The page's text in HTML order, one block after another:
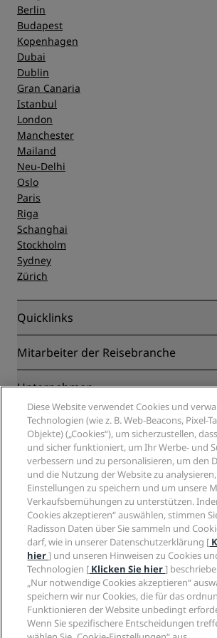
Berlin
Budapest
Kopenhagen
Dubai
Dublin
Gran Canaria
Istanbul
London
Manchester
Mailand
Neu-Delhi
Oslo
Paris
Riga
Schanghai
Stockholm
Sydney
Zürich
Quicklinks
Radisson Rewards
Blog
Neue und aufstrebende Hotels
Radisson Hotels APP
„Sports Approved“-Hotels
Familienfreundliche Hotels
Gesundheit & Sicherheit
Mitarbeiter der Reisebranche
Partner
Reisebüros
Unternehmen
Radisson Hotel Group
Medien
Karriere RHG
Karriere PPHE
Karrieren EHL
The Club by RHG
Entwicklungsmöglichkeiten
Responsible Business – Unser
Einkauf
Rechtliches
Privacy Centre
Rechtliche Hinweise
Radisson Rewards
Website-Nutzungsvereinbarung
Digitale Barrierefreiheit
Moderne Sklaverei – Erklärung
Hilfe
Verbrauchermeldungen
Kontakt
FAQ
Inhaltsübersicht
Soziale Medien
Marken von Radisson Hotels
Diese Website verwendet Cookies und
Technologien (wie z. B. Web-Beacons, Pixel-
Objekte) („Cookies“), um sicherzustellen,
und sicher funktioniert, um Ihr Werbe- und
verbessern und zu personalisieren, um den
und die Nutzung der Website zu
Einstellungen zu speichern und um unsere
Verkaufsbemühungen zu unterstützen.
Cookies akzeptieren“ auswählen, stimmen
Radisson Daten über Sie sammeln und
darf, wie in unserer Datenschutzerklärung [
hier] und unseren Hinweisen zu Cookies
Technologien [ Klicken Sie hier]
„Nur notwendige Cookies akzeptieren“
speichern wir nur Cookies, die für das
Funktionieren der Website unbedingt
Wenn Sie spezifischere Entscheidungen